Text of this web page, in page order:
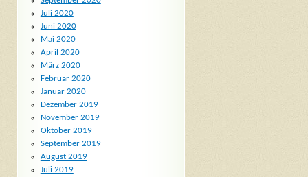
Juli 2020
Juni 2020
Mai 2020
April 2020
März 2020
Februar 2020
Januar 2020
Dezember 2019
November 2019
Oktober 2019
September 2019
August 2019
Juli 2019